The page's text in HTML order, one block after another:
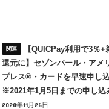
【QUICPay利用で3％
還元に】セゾンパール・アメ
プレス®・カードを早速申し
※2021年1月5日までの申し込
2020年11月26日